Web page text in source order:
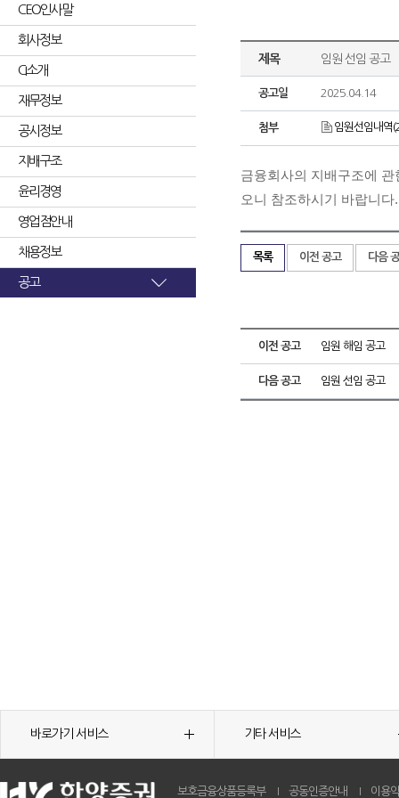
CEO인사말
회사정보
CI소개
재무정보
공시정보
지배구조
윤리경영
영업점안내
채용정보
공고
제목 임원 선임 공고
공고일 2025.04.14
첨부 임원선임내
금융회사의 지배구조에
오니 참조하시기 바랍니다.
목록 이전 공고 다음
이전 공고 임원 해임 공고
다음 공고 임원 선임 공고
바로가기 서비스 기타 서비스
보호금융상품등록부 공동인증안내 이용